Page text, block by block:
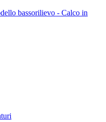
bassorilievo - Calco in